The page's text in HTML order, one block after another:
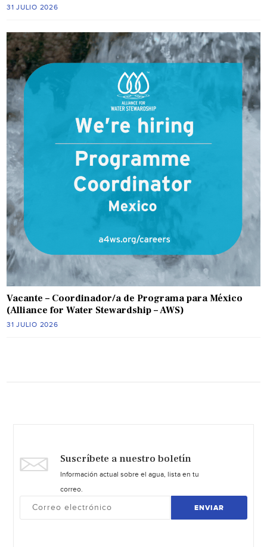
31 JULIO 2026
Vacante – Coordinador/a de Programa para México
(Alliance for Water Stewardship – AWS)
31 JULIO 2026
Suscríbete a nuestro boletín
Información actual sobre el agua, lista en tu
correo.
ENVIAR